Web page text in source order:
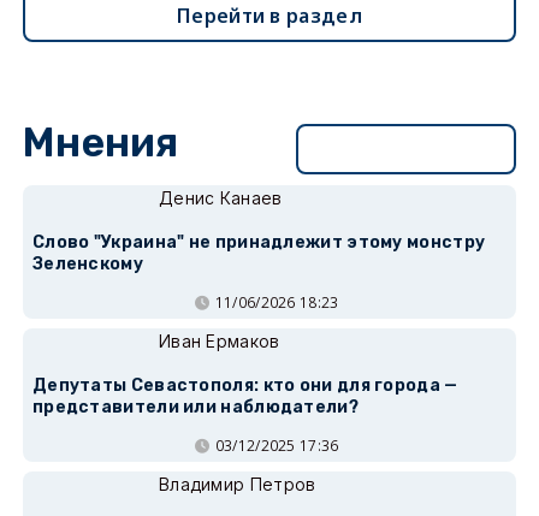
Перейти в раздел
Мнения
Денис Канаев
Слово "Украина" не принадлежит этому монстру
Зеленскому
11/06/2026 18:23
Иван Ермаков
Депутаты Севастополя: кто они для города —
представители или наблюдатели?
03/12/2025 17:36
Владимир Петров